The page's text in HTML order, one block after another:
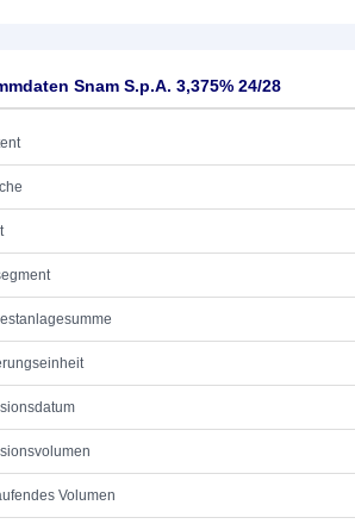
Snam S.p.A. 3,375% 24/28
Volumen